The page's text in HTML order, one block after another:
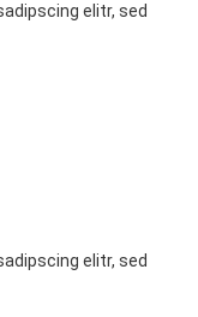
elitr, sed
elitr, sed